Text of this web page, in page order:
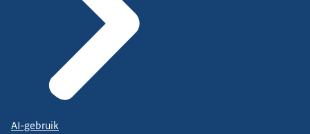
AI-gebruik